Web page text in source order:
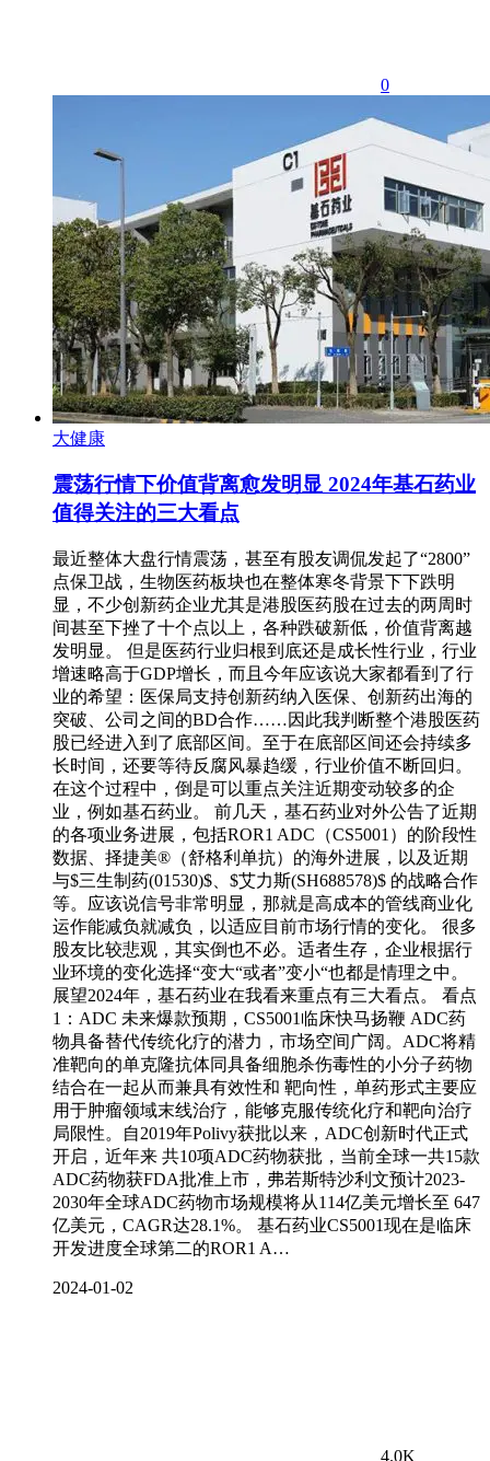
0
大健康
震荡行情下价值背离愈发明显 2024年基石药业
值得关注的三大看点
最近整体大盘行情震荡，甚至有股友调侃发起了“2800”
点保卫战，生物医药板块也在整体寒冬背景下下跌明
显，不少创新药企业尤其是港股医药股在过去的两周时
间甚至下挫了十个点以上，各种跌破新低，价值背离越
发明显。 但是医药行业归根到底还是成长性行业，行业
增速略高于GDP增长，而且今年应该说大家都看到了行
业的希望：医保局支持创新药纳入医保、创新药出海的
突破、公司之间的BD合作……因此我判断整个港股医药
股已经进入到了底部区间。至于在底部区间还会持续多
长时间，还要等待反腐风暴趋缓，行业价值不断回归。
在这个过程中，倒是可以重点关注近期变动较多的企
业，例如基石药业。 前几天，基石药业对外公告了近期
的各项业务进展，包括ROR1 ADC（CS5001）的阶段性
数据、择捷美®（舒格利单抗）的海外进展，以及近期
与$三生制药(01530)$、$艾力斯(SH688578)$ 的战略合作
等。应该说信号非常明显，那就是高成本的管线商业化
运作能减负就减负，以适应目前市场行情的变化。 很多
股友比较悲观，其实倒也不必。适者生存，企业根据行
业环境的变化选择“变大“或者”变小“也都是情理之中。
展望2024年，基石药业在我看来重点有三大看点。 看点
1：ADC 未来爆款预期，CS5001临床快马扬鞭 ADC药
物具备替代传统化疗的潜力，市场空间广阔。ADC将精
准靶向的单克隆抗体同具备细胞杀伤毒性的小分子药物
结合在一起从而兼具有效性和 靶向性，单药形式主要应
用于肿瘤领域末线治疗，能够克服传统化疗和靶向治疗
局限性。自2019年Polivy获批以来，ADC创新时代正式
开启，近年来 共10项ADC药物获批，当前全球一共15款
ADC药物获FDA批准上市，弗若斯特沙利文预计2023-
2030年全球ADC药物市场规模将从114亿美元增长至 647
亿美元，CAGR达28.1%。 基石药业CS5001现在是临床
开发进度全球第二的ROR1 A…
2024-01-02
4.0K